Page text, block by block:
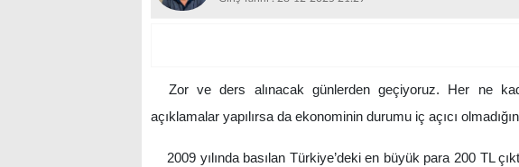
Zor ve ders alınacak günlerden geçiyoruz. Her ne
açıklamalar yapılırsa da ekonominin durumu iç açıcı
2009 yılında basılan Türkiye’deki en büyük para 200 TL